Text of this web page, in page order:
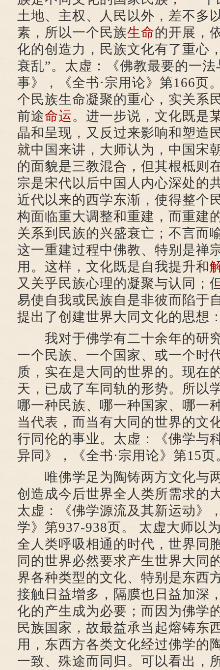
土地、主权、人民以外，差不多
素，所以一个民族生命的开展，
化的创造力，民族文化有了重心
衰乱”。太虚：《佛教最要的一
事》，《全书·宗用论》第166页
个民族生命凝聚的重心，实关系
前途命运。进一步说，文化既是
晶和呈现，又反过来影响和塑造
就中国来讲，大师认为，中国宋
的面貌是三教混合，但其根柢则
宗是宋代以后中国人内心深处的
近代以来的西学东渐，使得整个
构面临重大调整和重建，而重建
关系到民族的兴盛衰亡；不言而
这一重建过程中佛教、特别是禅
用。这样，文化既是自我提升和
又关乎民族心理的凝聚与认同；
易使自我或民族自是非彼而陷于
提出了创建世界大同文化的思想
我对于佛学有二十余年的研
一个民族、一个国家、或一个时
质，实在是大同的世界的。现在
天，已成了车同轨的形势。所以
哪一种民族、哪一种国家、哪一
当代表，而当有大同的世界的文
行同伦的事业。太虚：《佛学与
异同》，《全书·宗用论》第15页
唯佛学足为陶铸两方文化与
创造成今后世界全人类所需求的
太虚：《佛学源流及其新运动》
学》第937-938页。 太虚大师以
全人类呼吸相通的时代，世界同
同的世界必然要求产生世界大同
界各种类型的文化、特别是东西
接触日益增多，隔膜也日益加深
化的产生成为必要；而因为佛学
民族国家，故最益承当起熔铸东
用，东西方各类文化经过佛学的
一致、殊途而同归。可以看出，